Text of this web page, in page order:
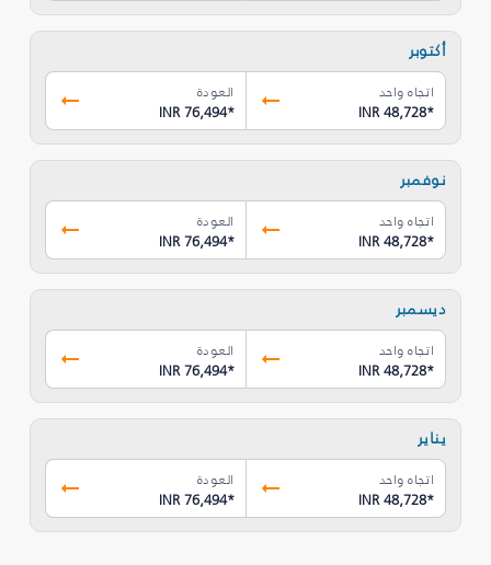
أكتوبر
اتجاه واحد
INR 48,728*
العودة
INR 76,494*
نوفمبر
اتجاه واحد
INR 48,728*
العودة
INR 76,494*
ديسمبر
اتجاه واحد
INR 48,728*
العودة
INR 76,494*
يناير
اتجاه واحد
INR 48,728*
العودة
INR 76,494*